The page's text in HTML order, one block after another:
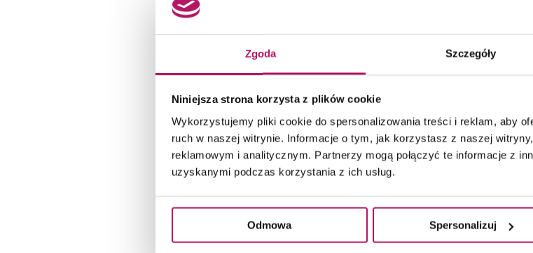
Zgoda Szczegóły
Niniejsza strona korzysta z plików cookie
Wykorzystujemy pliki cookie do spersonalizowania treści i reklam, aby
ruch w naszej witrynie. Informacje o tym, jak korzystasz z naszej
reklamowym i analitycznym. Partnerzy mogą połączyć te informacje z
uzyskanymi podczas korzystania z ich usług.
Odmowa Spersonalizuj
Szerokość: 900 mm
Głębokość: 900 mm